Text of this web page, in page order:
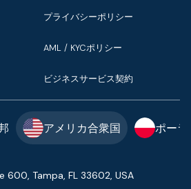
プライバシーポリシー
AML / KYCポリシー
ビジネスサービス契約
アメリカ合衆国 ポーラ
600, Tampa, FL 33602, USA